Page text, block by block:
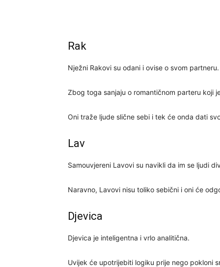
Rak
Nježni Rakovi su odani i ovise o svom partneru.
Zbog toga sanjaju o romantičnom parteru koji
Oni traže ljude slične sebi i tek će onda dati
Lav
Samouvjereni Lavovi su navikli da im se ljudi
Naravno, Lavovi nisu toliko sebični i oni će
Djevica
Djevica je inteligentna i vrlo analitična.
Uvijek će upotrijebiti logiku prije nego pokloni